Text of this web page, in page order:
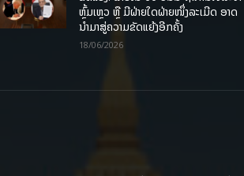
ຫຼົ້ມເຫຼວ ຫຼື ມີຝ່າຍໃດຝ່າຍໜຶ່ງລະເມີດ ອາດ
ນໍາມາສູ່ຄວາມຂັດແຍ້ງອີກຄັ້ງ
18/06/2026